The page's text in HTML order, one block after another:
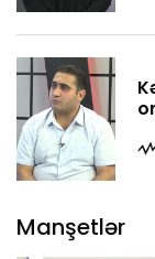
Manşetlər